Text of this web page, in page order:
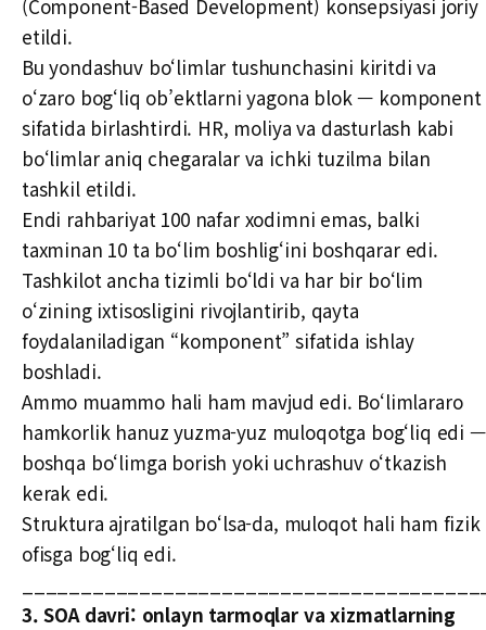
(Component-Based Development) konsepsiyasi joriy
etildi.
Bu yondashuv bo‘limlar tushunchasini kiritdi va
o‘zaro bog‘liq ob’ektlarni yagona blok — komponent
sifatida birlashtirdi. HR, moliya va dasturlash kabi
bo‘limlar aniq chegaralar va ichki tuzilma bilan
tashkil etildi.
Endi rahbariyat 100 nafar xodimni emas, balki
taxminan 10 ta bo‘lim boshlig‘ini boshqarar edi.
Tashkilot ancha tizimli bo‘ldi va har bir bo‘lim
o‘zining ixtisosligini rivojlantirib, qayta
foydalaniladigan “komponent” sifatida ishlay
boshladi.
Ammo muammo hali ham mavjud edi. Bo‘limlararo
hamkorlik hanuz yuzma-yuz muloqotga bog‘liq edi —
boshqa bo‘limga borish yoki uchrashuv o‘tkazish
kerak edi.
Struktura ajratilgan bo‘lsa-da, muloqot hali ham fizik
ofisga bog‘liq edi.
3. SOA davri: onlayn tarmoqlar va xizmatlarning